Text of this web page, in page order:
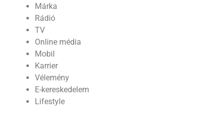
Márka
Rádió
TV
Online média
Mobil
Karrier
Vélemény
E-kereskedelem
Lifestyle